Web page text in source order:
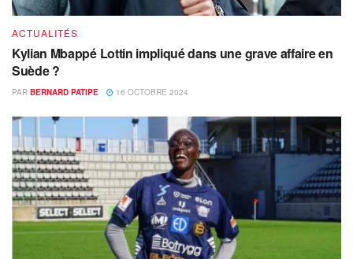
ACTUALITÉS
Kylian Mbappé Lottin impliqué dans une grave affaire en
Suède ?
PAR BERNARD PATIPE 16 OCTOBRE 2024